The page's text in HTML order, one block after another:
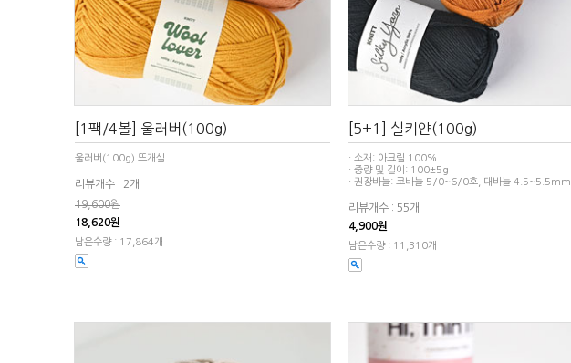
[1팩/4볼] 울러버(100g)
울러버(100g) 뜨개실
리뷰개수 : 2개
19,600원
18,620원
남은수량 : 17,864개
[5+1] 실키얀(100g)
· 소재: 아크릴 100%
· 중량 및 길이: 100±5g
· 권장바늘: 코바늘 5/0~6/0호, 대바늘 4.5~5.5mm
리뷰개수 : 55개
4,900원
남은수량 : 11,310개